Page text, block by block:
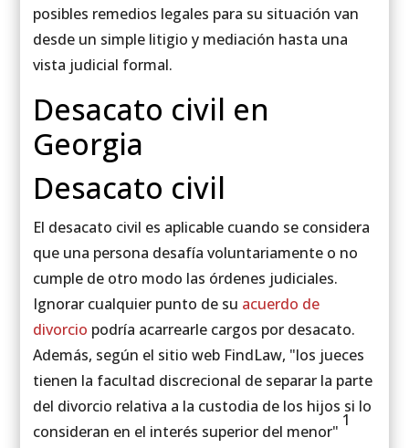
posibles remedios legales para su situación van
desde un simple litigio y mediación hasta una
vista judicial formal.
Desacato civil en
Georgia
Desacato civil
El desacato civil es aplicable cuando se considera
que una persona desafía voluntariamente o no
cumple de otro modo las órdenes judiciales.
Ignorar cualquier punto de su acuerdo de
divorcio podría acarrearle cargos por desacato.
Además, según el sitio web FindLaw, "los jueces
tienen la facultad discrecional de separar la parte
del divorcio relativa a la custodia de los hijos si lo
consideran en el interés superior del menor"
1